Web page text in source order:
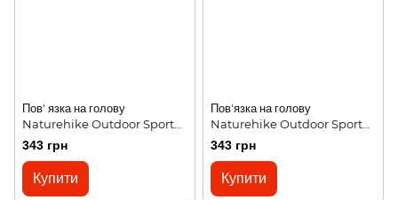
Пов' язка на голову
Naturehike Outdoor Sport
Sweatband NH17Z020-D
black
343 грн
Купити
Пов'язка на голову
Naturehike Outdoor Sport
Sweatband NH17Z020-D
343 грн
Купити